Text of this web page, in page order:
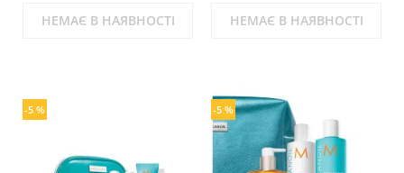
НЕМАЄ В НАЯВНОСТІ НЕМАЄ В НАЯВНОСТІ
-5 % -5 %